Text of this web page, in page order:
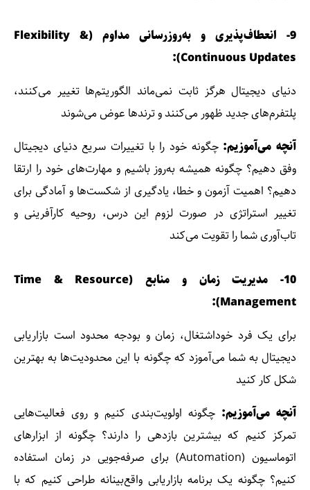
9- انعطاف‌پذیری و به‌روزرسانی مداوم (Flexibility &
Continuous Updates):
دنیای دیجیتال هرگز ثابت نمی‌ماند الگوریتم‌ها تغییر می‌کنند،
پلتفرم‌های جدید ظهور می‌کنند و ترندها عوض می‌شوند
آنچه می‌آموزیم:چگونه خود را با تغییرات سریع دنیای دیجیتال
وفق دهیم؟ چگونه همیشه به‌روز باشیم و مهارت‌های خود را ارتقا
دهیم؟ اهمیت آزمون و خطا، یادگیری از شکست‌ها و آمادگی برای
تغییر استراتژی در صورت لزوم این درس، روحیه کارآفرینی و
تاب‌آوری شما را تقویت می‌کند
10- مدیریت زمان و منابع (Time & Resource
Management):
برای یک فرد خوداشتغال، زمان و بودجه محدود است بازاریابی
دیجیتال به شما می‌آموزد که چگونه با این محدودیت‌ها به بهترین
شکل کار کنید
آنچه می‌آموزیم:چگونه اولویت‌بندی کنیم و روی فعالیت‌هایی
تمرکز کنیم که بیشترین بازدهی را دارند؟ چگونه از ابزارهای
اتوماسیون (Automation) برای صرفه‌جویی در زمان استفاده
کنیم؟ چگونه یک برنامه بازاریابی واقع‌بینانه طراحی کنیم که با